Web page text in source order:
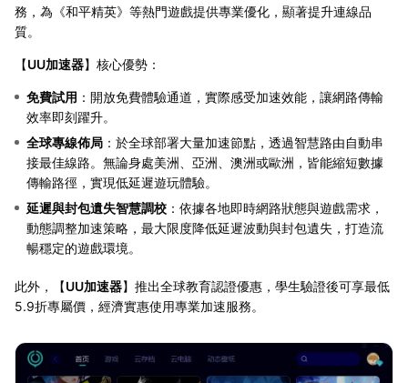
務，為《和平精英》等熱門遊戲提供專業優化，顯著提升連線品
質。
【UU加速器】核心優勢：
免費試用 ：開放免費體驗通道，實際感受加速效能，讓網路傳輸
效率即刻躍升。
全球專線佈局 ：於全球部署大量加速節點，透過智慧路由自動串
接最佳線路。無論身處美洲、亞洲、澳洲或歐洲，皆能縮短數據
傳輸路徑，實現低延遲遊玩體驗。
延遲與封包遺失智慧調校 ：依據各地即時網路狀態與遊戲需求，
動態調整加速策略，最大限度降低延遲波動與封包遺失，打造流
暢穩定的遊戲環境。
此外，【UU加速器】推出全球教育認證優惠，學生驗證後可享最低
5.9折專屬價，經濟實惠使用專業加速服務。